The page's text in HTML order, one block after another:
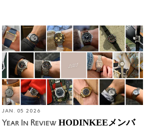
JAN. 05 2026
Year In ReviewHODINKEEメンバ